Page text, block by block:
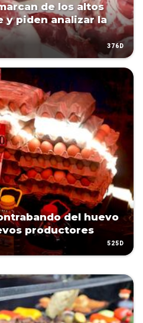
de los altos
y piden analizar la
376D
del huevo
productores
525D